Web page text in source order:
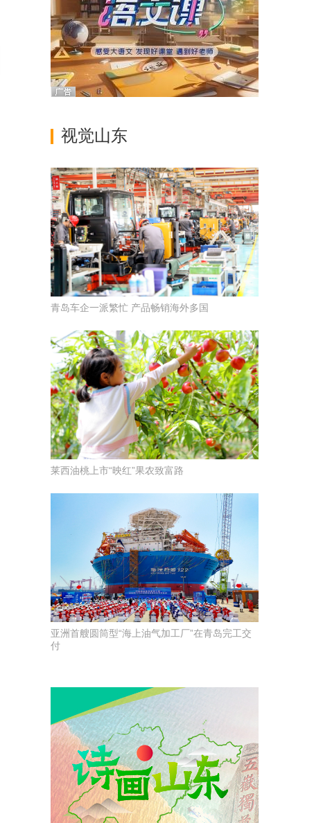
视觉山东
青岛车企一派繁忙 产品畅销海外多国
莱西油桃上市“映红”果农致富路
亚洲首艘圆筒型“海上油气加工厂”在青岛完工交
付